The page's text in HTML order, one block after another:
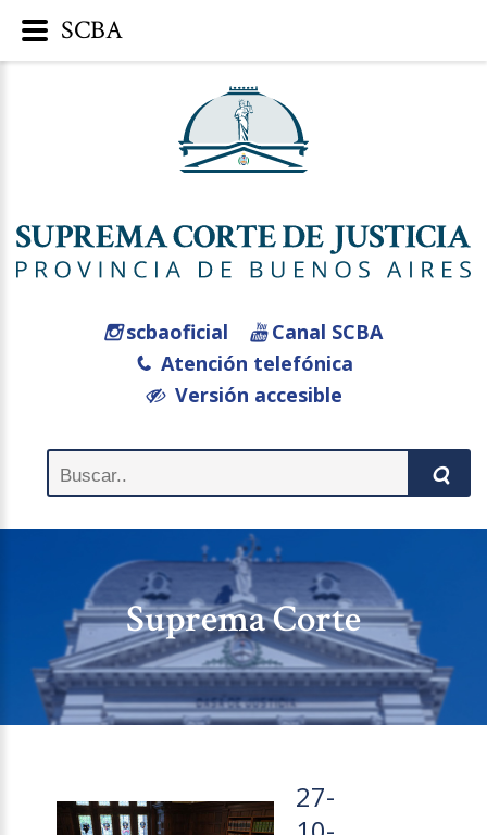
scbaoficial
Canal SCBA
Atención telefónica
Versión accesible
Suprema Corte
27-
SCBA